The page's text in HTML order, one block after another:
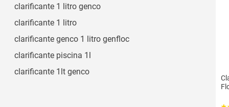
clarificante 1 litro genco
clarificante 1 litro
clarificante genco 1 litro genfloc
clarificante piscina 1l
clarificante 1lt genco